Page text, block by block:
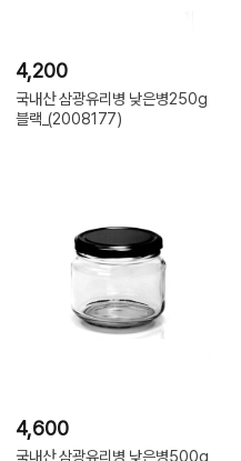
4,200
국내산 삼광유리병 낮은병250g
블랙_(2008177)
4,600
국내산 삼광유리병 낮은병500g